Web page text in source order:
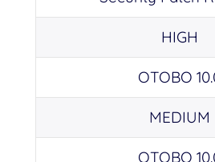
HIGH
OTOBO
MEDIUM
OTOBO